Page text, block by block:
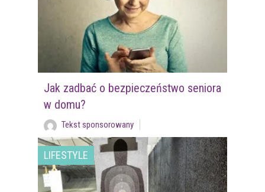
Jak zadbać o bezpieczeństwo seniora
w domu?
Tekst sponsorowany
LIFESTYLE